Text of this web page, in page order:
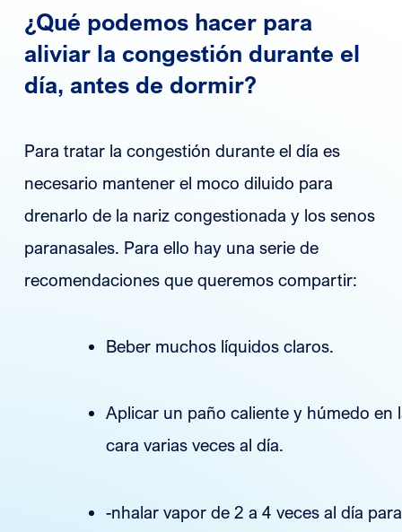
¿Qué podemos hacer para
aliviar la congestión durante el
día, antes de dormir?
Para tratar la congestión durante el día es
necesario mantener el moco diluido para
drenarlo de la nariz congestionada y los senos
paranasales. Para ello hay una serie de
recomendaciones que queremos compartir:
Beber muchos líquidos claros.
Aplicar un paño caliente y húmedo en
cara varias veces al día.
-nhalar vapor de 2 a 4 veces al día para